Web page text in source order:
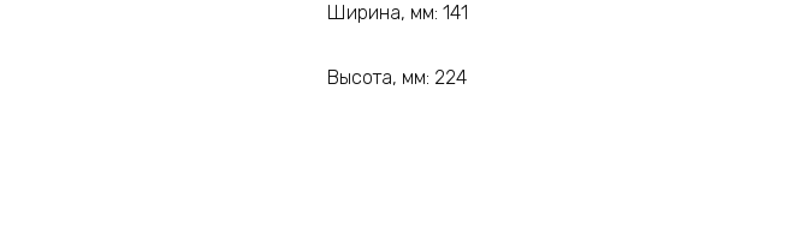
Ширина, мм: 141
Высота, мм: 224